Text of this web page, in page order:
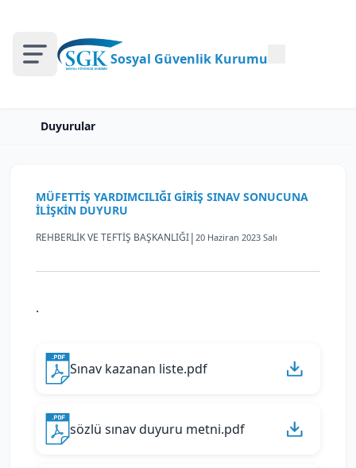
Sosyal Güvenlik Kurumu
Duyurular
MÜFETTİŞ YARDIMCILIĞI GİRİŞ SINAV SONUCUNA
İLİŞKİN DUYURU
REHBERLİK VE TEFTİŞ BAŞKANLIĞI| 20 Haziran 2023 Salı
.
Sınav kazanan liste.pdf
sözlü sınav duyuru metni.pdf